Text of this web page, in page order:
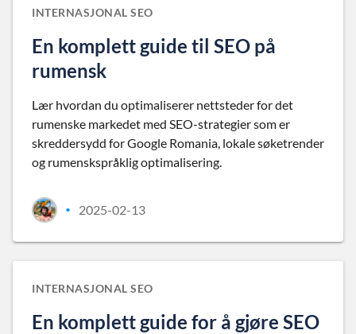
INTERNASJONAL SEO
En komplett guide til SEO på
rumensk
Lær hvordan du optimaliserer nettsteder for det
rumenske markedet med SEO-strategier som er
skreddersydd for Google Romania, lokale søketrender
og rumenskspråklig optimalisering.
• 2025-02-13
INTERNASJONAL SEO
En komplett guide for å gjøre SEO